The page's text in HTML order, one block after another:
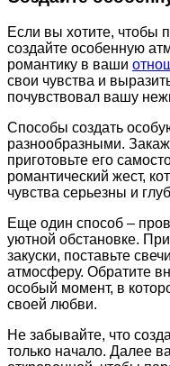
Если вы хотите, чтобы
создайте особенную
романтику в ваши
свои чувства и
почувствовал вашу
Способы создать
разнообразными.
приготовьте его
романтический жест,
чувства серьезны и
Еще один способ –
уютной обстановке.
закуски, поставьте
атмосферу. Обратите
особый момент, в
своей любви.
Не забывайте, что
только начало. Далее